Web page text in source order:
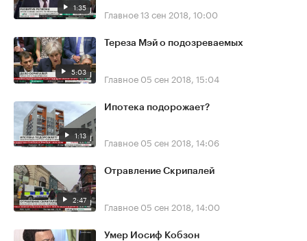
1:35 Главное13 сен 2018, 10:00
5:03
Тереза Мэй о подозреваемых
Главное 05 сен 2018, 15:04
1:13
Ипотека подорожает?
Главное 05 сен 2018, 14:06
2:47
Отравление Скрипалей
Главное 05 сен 2018, 14:00
Умер Иосиф Кобзон